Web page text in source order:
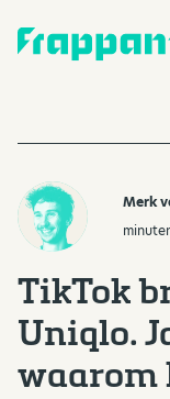
Merk
TikTok
Uniqlo.
waarom